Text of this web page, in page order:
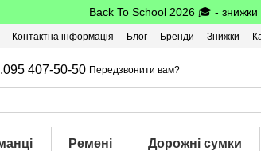
Back To School 2026 🎓 - знижки
Контактна інформація Блог Бренди Знижки
095 407-50-50 Передзвонити вам?
Ремені Дорожні сумки